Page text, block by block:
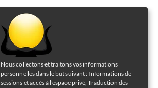
Nous collectons et traitons vos informations
personnelles dans le but suivant : Informations de
sessions et accès à l'espace privé, Traduction des